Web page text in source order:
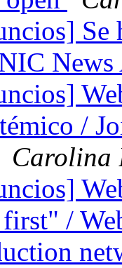
Se
/
Carolina
/